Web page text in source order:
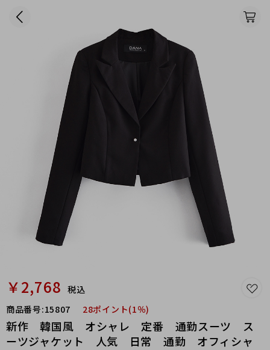
￥2,768 税込
商品番号:15807 28ポイント(1％)
新作 韓国風 オシャレ 定番 通勤スーツ ス
ーツジャケット 人気 日常 通勤 オフィシャ